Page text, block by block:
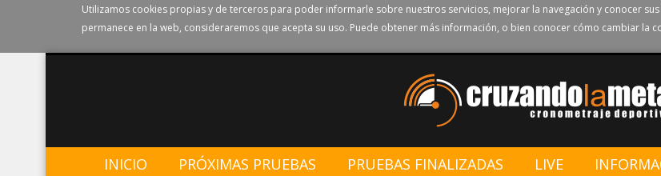
Utilizamos cookies propias y de terceros para poder informarle sobre nuestros servicios, mejorar la navegación y conocer
permanece en la web, consideraremos que acepta su uso. Puede obtener más información, o bien conocer cómo cambiar la
INICIO PRÓXIMAS PRUEBAS PRUEBAS FINALIZADAS LIVE